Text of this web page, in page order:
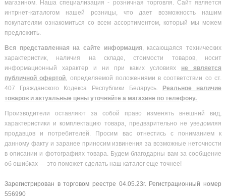
магазином. Наша специализация - розничная торговля. Сайт является
интрнет-каталогом нашей розницы, что дает возможность нашим
покупателям ознакомиться со всем ассортиментом, который мы можем
предложить.
Вся представленная на сайте информация, касающаяся технических
характеристик, наличия на складе, стоимости товаров, носит
информационный характер и ни при каких условиях не является
публичной офертой, определяемой положениями в соответствии со ст.
407 Гражданского Кодекса Республики Беларусь.
Реальное наличие
товаров и актуальные цены уточняйте а магазине по телефону.
Производители оставляют за собой право изменять внешний вид,
характеристики и комплектацию товара, предварительно не уведомляя
продавцов и потребителей. Просим вас отнестись с пониманием к
данному факту и заранее приносим извинения за возможные неточности
в описании и фотографиях товара. Будем благодарны вам за сообщение
об ошибках — это поможет сделать наш каталог еще точнее!
Зарегистрирован в торговом реестре 04.05.23г. Регистрационный номер
556990